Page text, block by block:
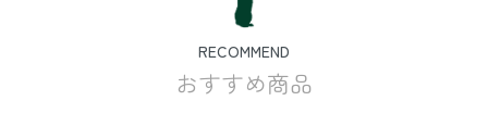
RECOMMEND
おすすめ商品